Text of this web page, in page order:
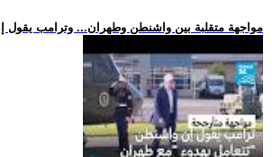
.. مواجهة متقلبة بين واشنطن وطهران... وترامب يقول إن